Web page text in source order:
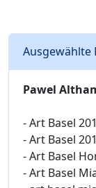
Ausgewählte
Pawel
- Art Basel
- Art Basel
- Art Basel
- Art Basel